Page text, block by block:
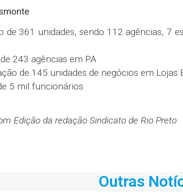
de 361 unidades, sendo 112 agências, 7
243 agências em PA
de 145 unidades de negócios em Lojas
5 mil funcionários
Edição da redação Sindicato de Rio Preto
Outras